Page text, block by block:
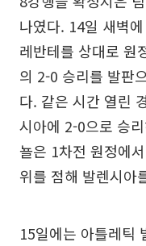
나였다. 14일 새벽
레반테를 상대로 원
의 2-0 승리를 발판
다. 같은 시간 열린
시아에 2-0으로 승
뇰은 1차전 원정에
위를 점해 발렌시아
15일에는 아틀레틱